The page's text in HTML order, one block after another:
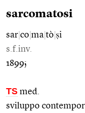
sarcomatosi
sar co ma tò ṣi
s.f.inv.
1899;
TS med.
sviluppo